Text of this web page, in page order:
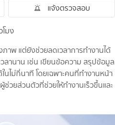
แจ้งตรวจสอบ
าพ แต่ยังช่วยลดเวลาการทำงานได้
ลานาน เช่น เขียนข้อความ สรุปข้อมูล
นไม่กี่นาที โดยเฉพาะคนที่ทำงานหน้า
วยส่วนตัวที่ช่วยให้ทำงานเร็วขึ้นและ